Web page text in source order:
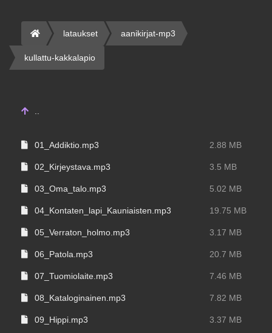
lataukset aanikirjat-mp3
kullattu-kakkalapio
01_Addiktio.mp3 2.88 MB
02_Kirjeystava.mp3 3.5 MB
03_Oma_talo.mp3 5.02 MB
04_Kontaten_lapi_Kauniaisten.mp3 19.75 MB
05_Verraton_holmo.mp3 3.17 MB
06_Patola.mp3 20.7 MB
07_Tuomiolaite.mp3 7.46 MB
08_Kataloginainen.mp3 7.82 MB
09_Hippi.mp3 3.37 MB